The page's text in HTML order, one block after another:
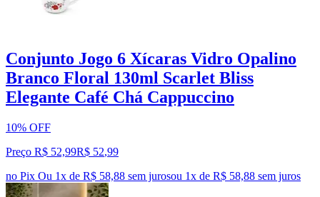
Conjunto Jogo 6 Xícaras Vidro Opalino
Branco Floral 130ml Scarlet Bliss
Elegante Café Chá Cappuccino
10% OFF
Preço R$ 52,99R$ 52,99
no Pix Ou 1x de R$ 58,88 sem jurosou 1x de R$ 58,88 sem juros